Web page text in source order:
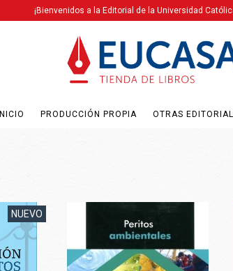
¡Bienvenidos a la Editorial de la Universidad
INICIO PRODUCCIÓN PROPIA OTRAS
NUEVO